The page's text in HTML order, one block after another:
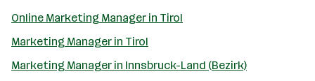
Online Marketing Manager in Tirol
Marketing Manager in Tirol
Marketing Manager in Innsbruck-Land (Bezirk)